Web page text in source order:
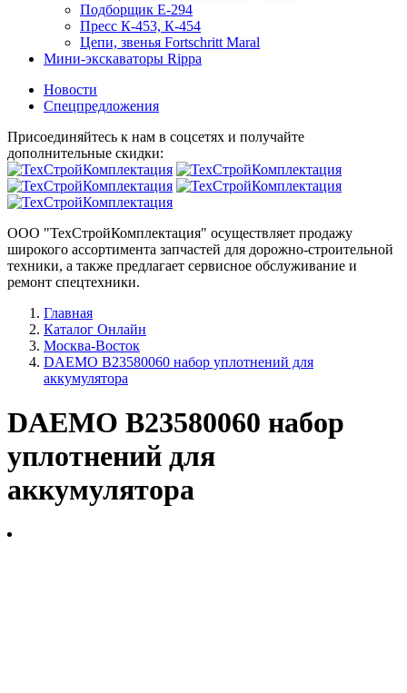
Подборщик Е-294
Пресс К-453, К-454
Цепи, звенья Fortschritt Maral
Мини-экскаваторы Rippa
Новости
Спецпредложения
Присоединяйтесь к нам в соцсетях и получайте
дополнительные скидки:
ООО "ТехСтройКомплектация" осуществляет продажу
широкого ассортимента запчастей для дорожно-строительной
техники, а также предлагает сервисное обслуживание и
ремонт спецтехники.
Главная
Каталог Онлайн
Москва-Восток
DAEMO B23580060 набор уплотнений для
аккумулятора
DAEMO B23580060 набор
уплотнений для
аккумулятора